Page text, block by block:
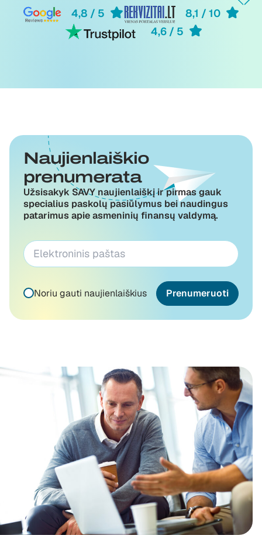
4,8 / 5
8,1 / 10
4,6 / 5
Naujienlaiškio
prenumerata
Užsisakyk SAVY naujienlaiškį ir pirmas gauk
specialius paskolų pasiūlymus bei naudingus
patarimus apie asmeninių finansų valdymą.
Noriu gauti naujienlaiškius